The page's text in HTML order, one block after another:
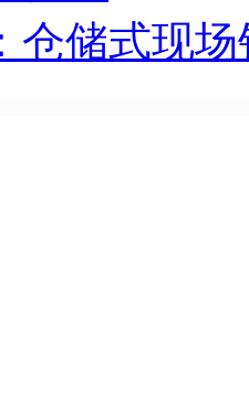
仓储式现场